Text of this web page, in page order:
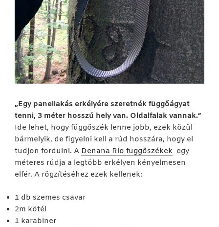
„Egy panellakás erkélyére szeretnék függőágyat
tenni, 3 méter hosszú hely van. Oldalfalak vannak.”
Ide lehet, hogy függőszék lenne jobb, ezek közül
bármelyik, de figyelni kell a rúd hosszára, hogy el
tudjon fordulni. A Denana Rio függőszékek egy
méteres rúdja a legtöbb erkélyen kényelmesen
elfér. A rögzítéséhez ezek kellenek:
1 db szemes csavar
2m kötél
1 karabiner